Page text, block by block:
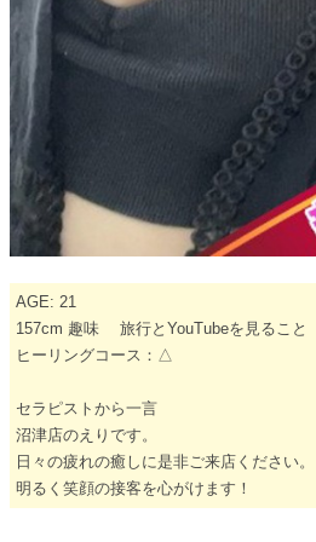
AGE: 21
157cm 趣味 旅行とYouTubeを見ること
ヒーリングコース：△
セラピストから一言
沼津店のえりです。
日々の疲れの癒しに是非ご来店ください。
明るく笑顔の接客を心がけます！